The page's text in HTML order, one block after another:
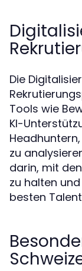
Die
Tools wie
KI-
zu
darin, mit
zu halten
besten